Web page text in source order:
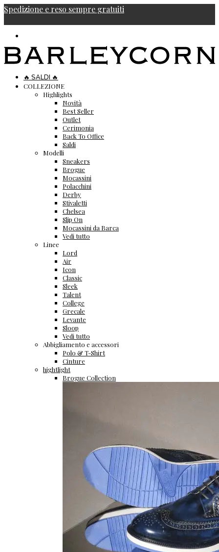
Spedizione e reso sempre gratuiti
🔥 SALDI 🔥
COLLEZIONE
Highlights
Novità
Best Seller
Outlet
Cerimonia
Back To Office
Saldi
Modelli
Sneakers
Brogue
Mocassini
Polacchini
Derby
Stivaletti
Chelsea
Slip On
Mocassini da Barca
Vedi tutto
Linee
Lord
Air
Icon
Classic
Sleek
Talent
College
Grecale
Levante
Sloop
Vedi tutto
Abbigliamento e accessori
Polo & T-Shirt
Cinture
hightlight
Brogue Collection